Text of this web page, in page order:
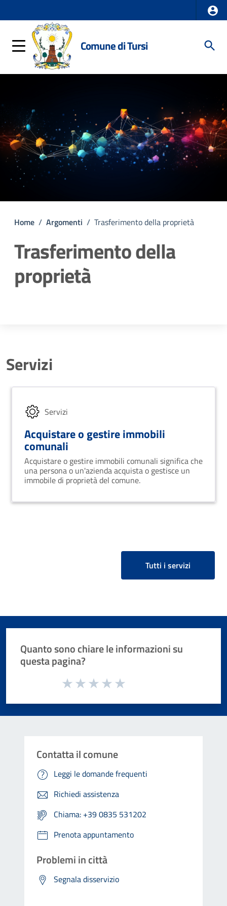
Comune di Tursi
Home / Argomenti / Trasferimento della proprietà
Trasferimento della
proprietà
Servizi
Servizi
Acquistare o gestire immobili
comunali
Acquistare o gestire immobili comunali significa che
una persona o un'azienda acquista o gestisce un
immobile di proprietà del comune.
Tutti i servizi
Quanto sono chiare le informazioni su
questa pagina?
Valuta da 1 a 5 stelle la pagina
Contatta il comune
Leggi le domande frequenti
Richiedi assistenza
Chiama: +39 0835 531202
Prenota appuntamento
Problemi in città
Segnala disservizio